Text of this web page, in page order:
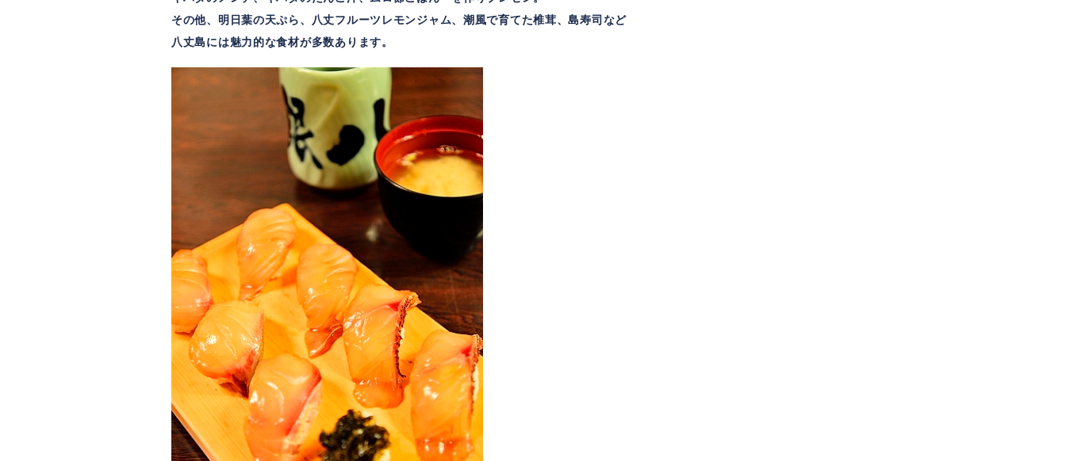
その他、明日葉の天ぷら、八丈フルーツレモンジャム、潮風で育てた椎茸、島寿司など
八丈島には魅力的な食材が多数あります。